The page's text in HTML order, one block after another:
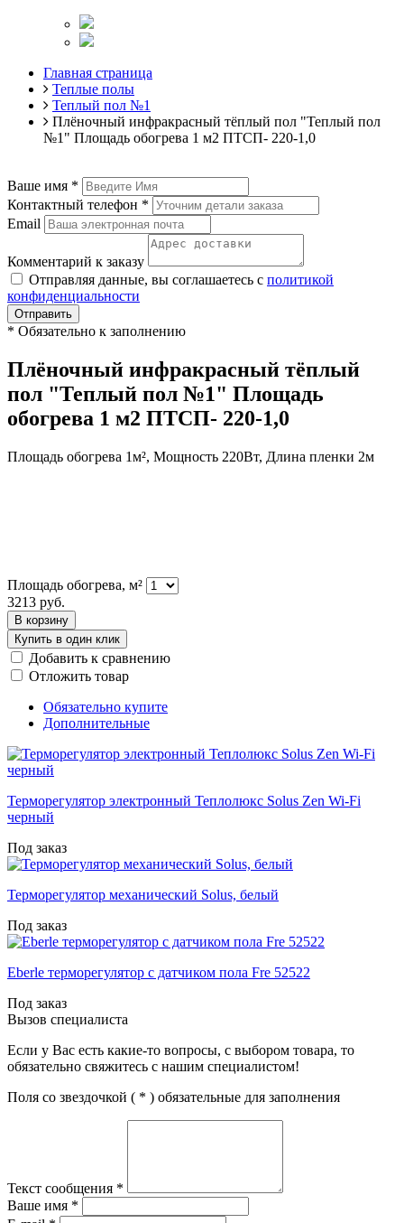
Главная страница
Теплые полы
Теплый пол №1
Плёночный инфракрасный тёплый пол "Теплый пол
№1" Площадь обогрева 1 м2 ПТСП- 220-1,0
Ваше имя *
Контактный телефон *
Email
Комментарий к заказу
Отправляя данные, вы соглашаетесь с политикой
конфиденциальности
Отправить
* Обязательно к заполнению
Плёночный инфракрасный тёплый
пол "Теплый пол №1" Площадь
обогрева 1 м2 ПТСП- 220-1,0
Площадь обогрева 1м², Мощность 220Вт, Длина пленки 2м
Площадь обогрева, м²
3213 руб.
В корзину
Купить в один клик
Добавить к сравнению
Отложить товар
Обязательно купите
Дополнительные
Терморегулятор электронный Теплолюкс Solus Zen Wi-Fi
черный
Под заказ
Терморегулятор механический Solus, белый
Под заказ
Eberle терморегулятор с датчиком пола Fre 52522
Под заказ
Вызов специалиста
Если у Вас есть какие-то вопросы, с выбором товара, то
обязательно свяжитесь с нашим специалистом!
Поля со звездочкой ( * ) обязательные для заполнения
Текст сообщения *
Ваше имя *